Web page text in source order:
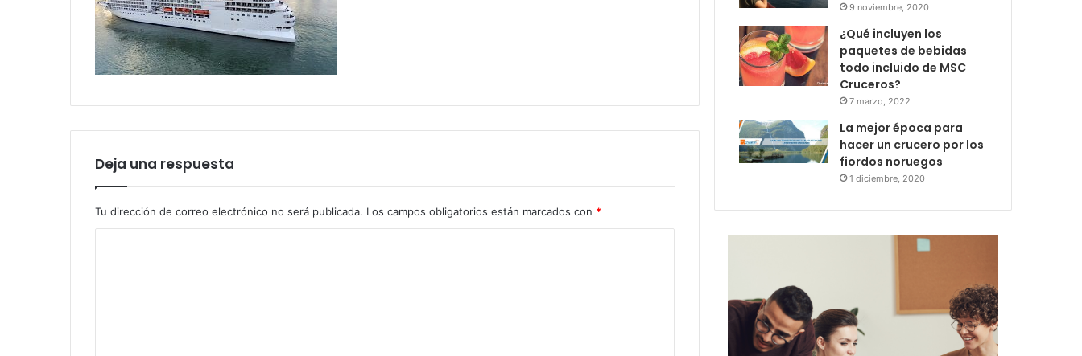
Deja una respuesta
Tu dirección de correo electrónico no será publicada. Los campos obligatorios están marcados con *
9 noviembre, 2020
¿Qué incluyen los
paquetes de bebidas
todo incluido de MSC
Cruceros?
7 marzo, 2022
La mejor época para
hacer un crucero por los
fiordos noruegos
1 diciembre, 2020